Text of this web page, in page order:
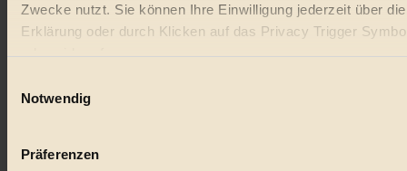
Zwecke nutzt. Sie können Ihre Einwilligung jederzeit über
Erklärung oder durch Klicken auf das Privacy Trigger
oder widerrufen
Wenn Sie es erlauben, würden wir auch gerne:
Ihr Gerät durch aktives Scannen nach bestimmten
Notwendig
Präferenzen